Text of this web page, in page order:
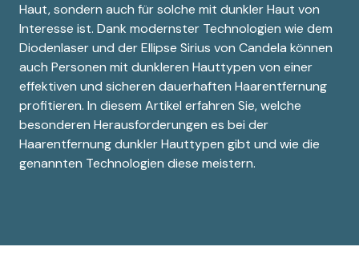
Haut, sondern auch für solche mit dunkler Haut von
Interesse ist. Dank modernster Technologien wie dem
Diodenlaser und der Ellipse Sirius von Candela können
auch Personen mit dunkleren Hauttypen von einer
effektiven und sicheren dauerhaften Haarentfernung
profitieren. In diesem Artikel erfahren Sie, welche
besonderen Herausforderungen es bei der
Haarentfernung dunkler Hauttypen gibt und wie die
genannten Technologien diese meistern.